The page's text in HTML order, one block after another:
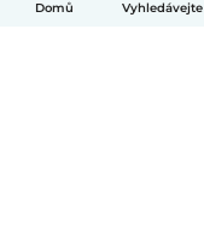
Domů Vyhledávejte